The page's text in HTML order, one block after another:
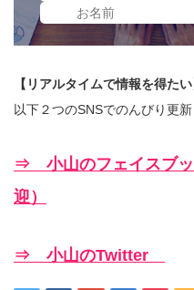
【リアルタイムで情報を得たい
以下２つのSNSでのんびり更
⇒ 小山のフェイスブ
迎）
⇒ 小山のTwitter